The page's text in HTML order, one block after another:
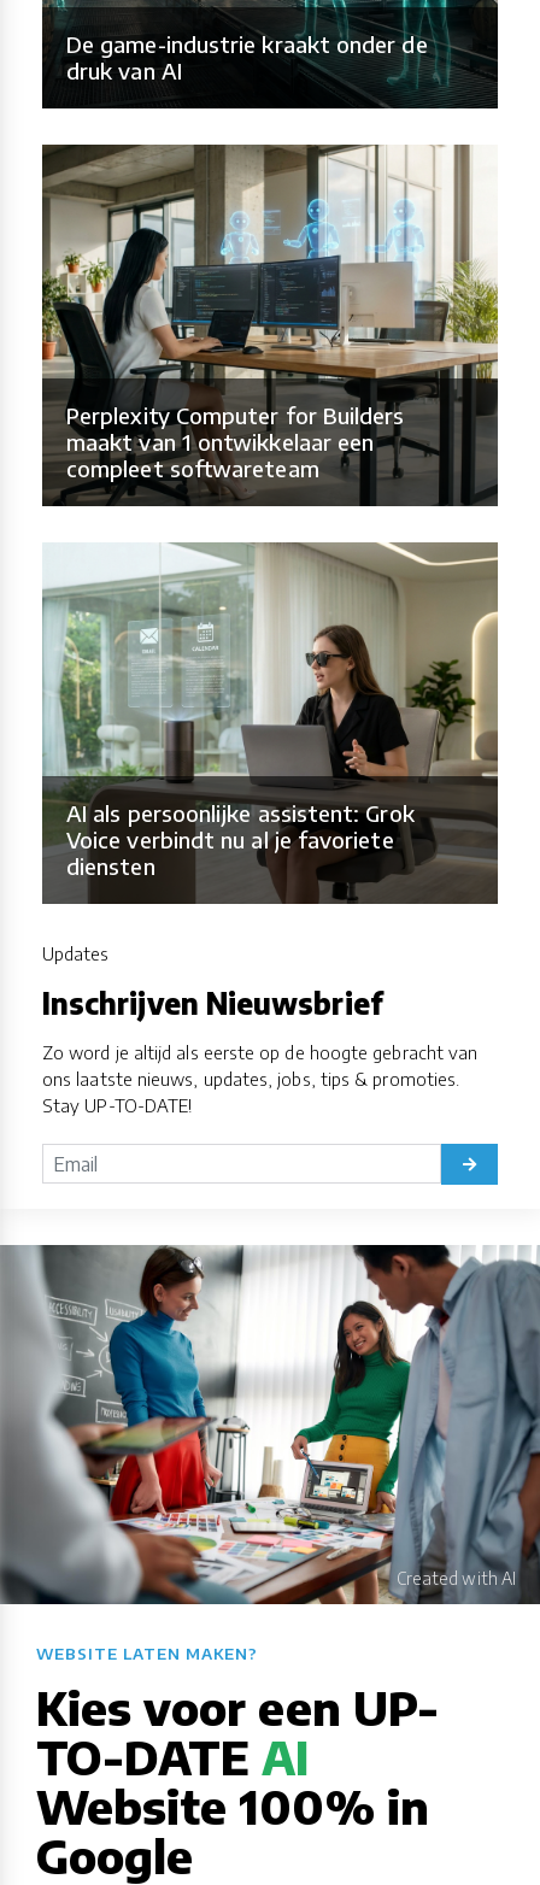
De game-industrie kraakt onder de
druk van AI
Perplexity Computer for Builders
maakt van 1 ontwikkelaar een
compleet softwareteam
AI als persoonlijke assistent: Grok
Voice verbindt nu al je favoriete
diensten
Updates
Inschrijven Nieuwsbrief
Zo word je altijd als eerste op de hoogte gebracht van
ons laatste nieuws, updates, jobs, tips & promoties.
Stay UP-TO-DATE!
WEBSITE LATEN MAKEN?​​​​​​​​​​​​​​
Kies voor een UP-
TO-DATE AI
Website 100% in
Google